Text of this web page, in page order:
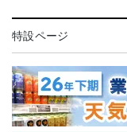
特設ページ